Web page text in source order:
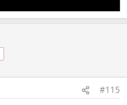
#115